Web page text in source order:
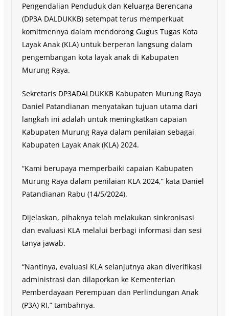
Pengendalian Penduduk dan Keluarga Berencana
(DP3A DALDUKKB) setempat terus memperkuat
komitmennya dalam mendorong Gugus Tugas Kota
Layak Anak (KLA) untuk berperan langsung dalam
pengembangan kota layak anak di Kabupaten
Murung Raya.
Sekretaris DP3ADALDUKKB Kabupaten Murung Raya
Daniel Patandianan menyatakan tujuan utama dari
langkah ini adalah untuk meningkatkan capaian
Kabupaten Murung Raya dalam penilaian sebagai
Kabupaten Layak Anak (KLA) 2024.
“Kami berupaya memperbaiki capaian Kabupaten
Murung Raya dalam penilaian KLA 2024,” kata Daniel
Patandianan Rabu (14/5/2024).
Dijelaskan, pihaknya telah melakukan sinkronisasi
dan evaluasi KLA melalui berbagi informasi dan sesi
tanya jawab.
“Nantinya, evaluasi KLA selanjutnya akan diverifikasi
administrasi dan dilaporkan ke Kementerian
Pemberdayaan Perempuan dan Perlindungan Anak
(P3A) RI,” tambahnya.